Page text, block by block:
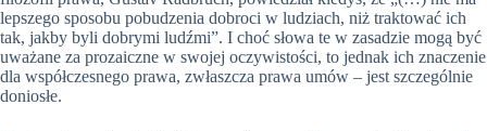
lepszego sposobu pobudzenia dobroci w ludziach, niż traktować ich
tak, jakby byli dobrymi ludźmi”. I choć słowa te w zasadzie mogą być
uważane za prozaiczne w swojej oczywistości, to jednak ich znaczenie
dla współczesnego prawa, zwłaszcza prawa umów – jest szczególnie
doniosłe.